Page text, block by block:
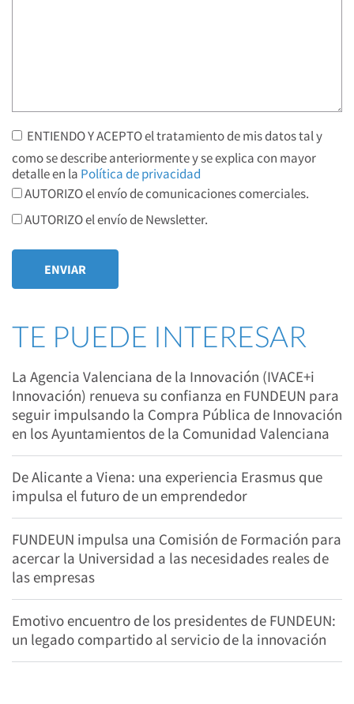
ENTIENDO Y ACEPTO el tratamiento de mis datos tal y
como se describe anteriormente y se explica con mayor
detalle en la Política de privacidad
AUTORIZO el envío de comunicaciones comerciales.
AUTORIZO el envío de Newsletter.
TE PUEDE INTERESAR
La Agencia Valenciana de la Innovación (IVACE+i
Innovación) renueva su confianza en FUNDEUN para
seguir impulsando la Compra Pública de Innovación
en los Ayuntamientos de la Comunidad Valenciana
De Alicante a Viena: una experiencia Erasmus que
impulsa el futuro de un emprendedor
FUNDEUN impulsa una Comisión de Formación para
acercar la Universidad a las necesidades reales de
las empresas
Emotivo encuentro de los presidentes de FUNDEUN:
un legado compartido al servicio de la innovación